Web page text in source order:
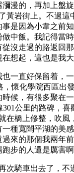
漫的，再加上盤
黃岩街上。不過
是因為小韋之前
中飯。我記得當
沒走過的路返回
想起，這也是我
一直好保留着，
懷化學院西區出
候，有很多聚在
公里的路碑，
在橋上修整，吹
種寬闊平湖的美
過來的那個我兩
步的人還是厲害啊
次騎車出去了，